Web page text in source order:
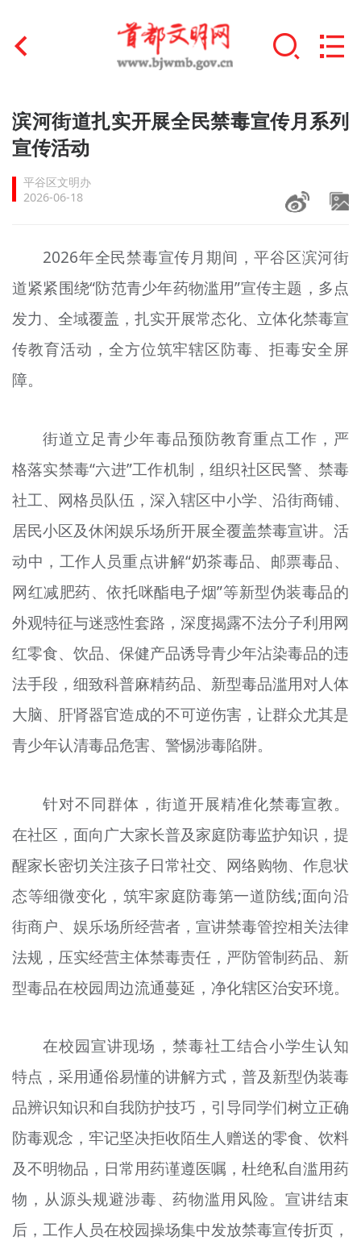
首页
文明创建
文明实践
未成年人思想道德建设
榜样人物
+
身边好人
文明评论
宣传思想文化人才
专题
资料库
+
滨河街道扎实开展全民禁毒宣传月系列
宣传活动
平谷区文明办
2026-06-18
2026年全民禁毒宣传月期间，平谷区滨河街
道紧紧围绕“防范青少年药物滥用”宣传主题，多点
发力、全域覆盖，扎实开展常态化、立体化禁毒宣
传教育活动，全方位筑牢辖区防毒、拒毒安全屏
障。
街道立足青少年毒品预防教育重点工作，严
格落实禁毒“六进”工作机制，组织社区民警、禁毒
社工、网格员队伍，深入辖区中小学、沿街商铺、
居民小区及休闲娱乐场所开展全覆盖禁毒宣讲。活
动中，工作人员重点讲解“奶茶毒品、邮票毒品、
网红减肥药、依托咪酯电子烟”等新型伪装毒品的
外观特征与迷惑性套路，深度揭露不法分子利用网
红零食、饮品、保健产品诱导青少年沾染毒品的违
法手段，细致科普麻精药品、新型毒品滥用对人体
大脑、肝肾器官造成的不可逆伤害，让群众尤其是
青少年认清毒品危害、警惕涉毒陷阱。
针对不同群体，街道开展精准化禁毒宣教。
在社区，面向广大家长普及家庭防毒监护知识，提
醒家长密切关注孩子日常社交、网络购物、作息状
态等细微变化，筑牢家庭防毒第一道防线;面向沿
街商户、娱乐场所经营者，宣讲禁毒管控相关法律
法规，压实经营主体禁毒责任，严防管制药品、新
型毒品在校园周边流通蔓延，净化辖区治安环境。
在校园宣讲现场，禁毒社工结合小学生认知
特点，采用通俗易懂的讲解方式，普及新型伪装毒
品辨识知识和自我防护技巧，引导同学们树立正确
防毒观念，牢记坚决拒收陌生人赠送的零食、饮料
及不明物品，日常用药谨遵医嘱，杜绝私自滥用药
物，从源头规避涉毒、药物滥用风险。宣讲结束
后，工作人员在校园操场集中发放禁毒宣传折页，